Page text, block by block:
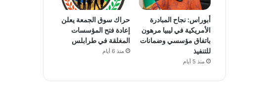
أبوراس: نجاح المبادرة
الأمريكية في ليبيا مرهون
باتفاق مؤسسي وضمانات
للتنفيذ
منذ 5 أيام
حراك سوق الجمعة يعلن
إعادة فتح المؤسسات
المغلقة في طرابلس
منذ 6 أيام